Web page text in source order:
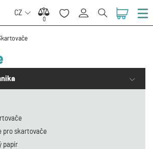
CZ
0
0
pro skartovače
papír